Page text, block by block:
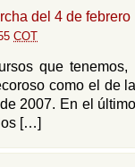
del 4 de febrero
COT
que tenemos,
como el de
2007. En el
[…]